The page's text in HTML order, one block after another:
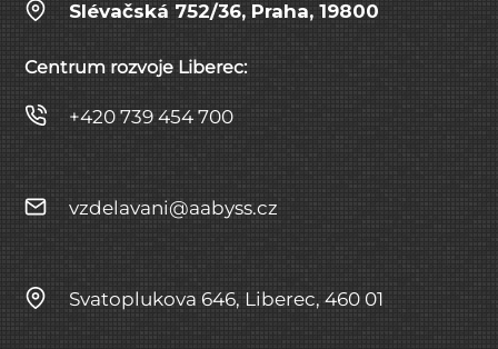
Slévačská 752/36, Praha, 19800
Centrum rozvoje Liberec:
+420 739 454 700
vzdelavani@aabyss.cz
Svatoplukova 646, Liberec, 460 01